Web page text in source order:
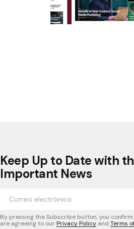
Keep Up to Date with
Important News
By pressing the Subscribe button, you
are agreeing to ourPrivacy Policy and Terms